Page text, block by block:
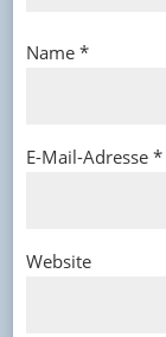
Name *
E-Mail-Adresse *
Website